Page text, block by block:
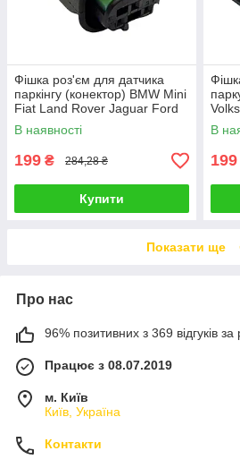
Фішка роз'єм для датчика
паркінгу (конектор) BMW Mini
Fiat Land Rover Jaguar Ford
Volvo Peugeot Citroen
В наявності
199 ₴ 284,28 ₴
Купити
В
199
Показати ще
Про нас
96% позитивних з 369 відгуків за
Працює з 08.07.2019
м. Київ
Київ, Україна
Контакти